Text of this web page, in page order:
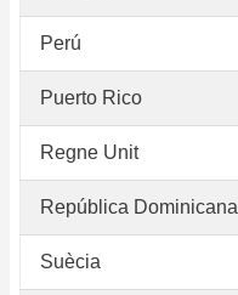
Perú
Puerto Rico
Regne Unit
República Dominicana
Suècia